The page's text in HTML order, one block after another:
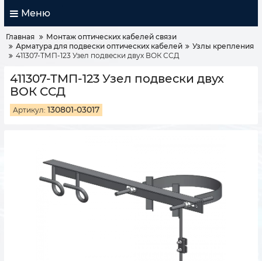
Меню
Главная
Монтаж оптических кабелей связи
Арматура для подвески оптических кабелей
Узлы крепления
411307-ТМП-123 Узел подвески двух ВОК ССД
411307-ТМП-123 Узел подвески двух
ВОК ССД
Артикул: 130801-03017